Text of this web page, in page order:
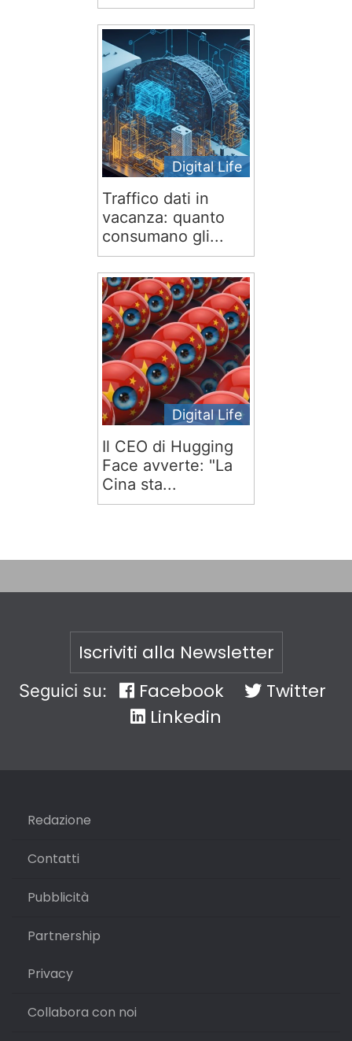
Digital Life
Traffico dati in
vacanza: quanto
consumano gli...
Digital Life
Il CEO di Hugging
Face avverte: "La
Cina sta...
Iscriviti alla Newsletter
Seguici su: Facebook
Twitter
Linkedin
Redazione
Contatti
Pubblicità
Partnership
Privacy
Collabora con noi